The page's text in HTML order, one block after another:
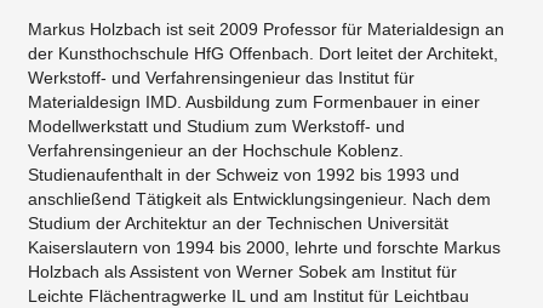
Markus Holzbach ist seit 2009 Professor für Materialdesign an
der Kunsthochschule HfG Offenbach. Dort leitet der Architekt,
Werkstoff- und Verfahrensingenieur das Institut für
Materialdesign IMD. Ausbildung zum Formenbauer in einer
Modellwerkstatt und Studium zum Werkstoff- und
Verfahrensingenieur an der Hochschule Koblenz.
Studienaufenthalt in der Schweiz von 1992 bis 1993 und
anschließend Tätigkeit als Entwicklungsingenieur. Nach dem
Studium der Architektur an der Technischen Universität
Kaiserslautern von 1994 bis 2000, lehrte und forschte Markus
Holzbach als Assistent von Werner Sobek am Institut für
Leichte Flächentragwerke IL und am Institut für Leichtbau